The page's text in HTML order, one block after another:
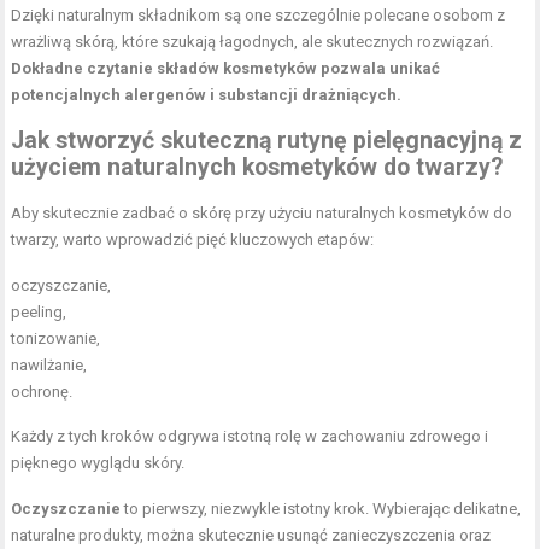
Dzięki naturalnym składnikom są one szczególnie polecane osobom z
wrażliwą skórą, które szukają łagodnych, ale skutecznych rozwiązań.
Dokładne czytanie składów kosmetyków pozwala unikać
potencjalnych alergenów i substancji drażniących.
Jak stworzyć skuteczną rutynę pielęgnacyjną z
użyciem naturalnych kosmetyków do twarzy?
Aby skutecznie zadbać o skórę przy użyciu naturalnych kosmetyków do
twarzy, warto wprowadzić pięć kluczowych etapów:
oczyszczanie,
peeling,
tonizowanie,
nawilżanie,
ochronę.
Każdy z tych kroków odgrywa istotną rolę w zachowaniu zdrowego i
pięknego wyglądu skóry.
Oczyszczanie to pierwszy, niezwykle istotny krok. Wybierając delikatne,
naturalne produkty, można skutecznie usunąć zanieczyszczenia oraz